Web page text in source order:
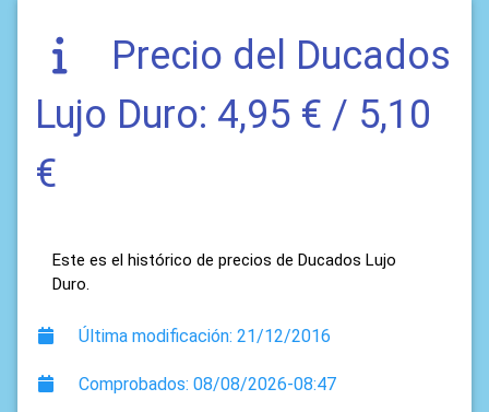
Precio del Ducados
Lujo Duro: 4,95 € / 5,10
€
Este es el histórico de precios de Ducados Lujo
Duro.
Última modificación: 21/12/2016
Comprobados: 08/08/2026-08:47